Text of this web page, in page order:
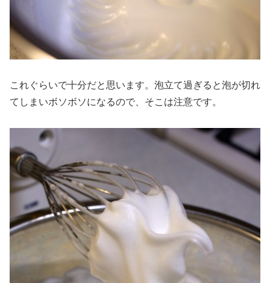
これぐらいで十分だと思います。泡立て過ぎると泡が切れ
てしまいボソボソになるので、そこは注意です。